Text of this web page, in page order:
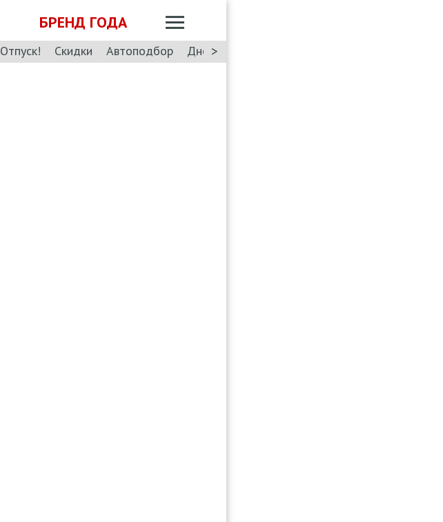
БРЕНД ГОДА
Отпуск! Скидки Автоподбор Дневник: Лада Искра
>